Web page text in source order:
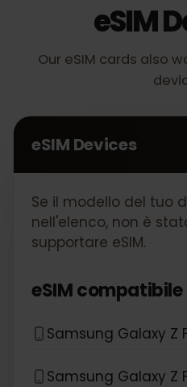
eSIM
Our eSIM cards also
eSIM Devices
Se il modello del tuo
nell'elenco, non è
supportare eSIM.
eSIM compatibile
Samsung Galaxy Z
Samsung Galaxy Z